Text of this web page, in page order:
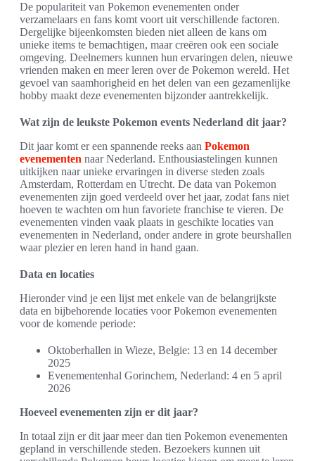
De populariteit van Pokemon evenementen onder
verzamelaars en fans komt voort uit verschillende factoren.
Dergelijke bijeenkomsten bieden niet alleen de kans om
unieke items te bemachtigen, maar creëren ook een sociale
omgeving. Deelnemers kunnen hun ervaringen delen, nieuwe
vrienden maken en meer leren over de Pokemon wereld. Het
gevoel van saamhorigheid en het delen van een gezamenlijke
hobby maakt deze evenementen bijzonder aantrekkelijk.
Wat zijn de leukste Pokemon events Nederland dit jaar?
Dit jaar komt er een spannende reeks aan Pokemon
evenementen naar Nederland. Enthousiastelingen kunnen
uitkijken naar unieke ervaringen in diverse steden zoals
Amsterdam, Rotterdam en Utrecht. De data van Pokemon
evenementen zijn goed verdeeld over het jaar, zodat fans niet
hoeven te wachten om hun favoriete franchise te vieren. De
evenementen vinden vaak plaats in geschikte locaties van
evenementen in Nederland, onder andere in grote beurshallen
waar plezier en leren hand in hand gaan.
Data en locaties
Hieronder vind je een lijst met enkele van de belangrijkste
data en bijbehorende locaties voor Pokemon evenementen
voor de komende periode:
Oktoberhallen in Wieze, Belgie: 13 en 14 december
2025
Evenementenhal Gorinchem, Nederland: 4 en 5 april
2026
Hoeveel evenementen zijn er dit jaar?
In totaal zijn er dit jaar meer dan tien Pokemon evenementen
gepland in verschillende steden. Bezoekers kunnen uit